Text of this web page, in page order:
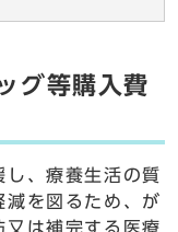
グ等購入費
し、療養生活の質
減を図るため、が
又は補完する医療